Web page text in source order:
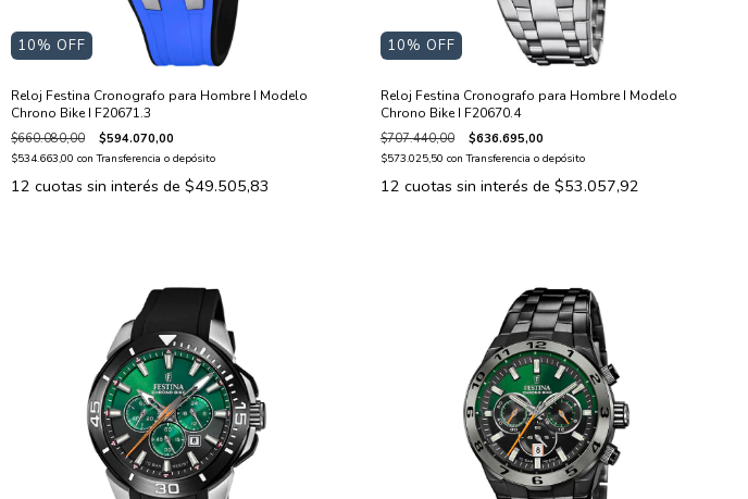
10% OFF
Reloj Festina Cronografo para Hombre I Modelo
Chrono Bike I F20671.3
$660.080,00 $594.070,00
$534.663,00 con Transferencia o depósito
12 cuotas sin interés de $49.505,83
10% OFF
Reloj Festina Cronografo para Hombre I Modelo
Chrono Bike I F20670.4
$707.440,00 $636.695,00
$573.025,50 con Transferencia o depósito
12 cuotas sin interés de $53.057,92